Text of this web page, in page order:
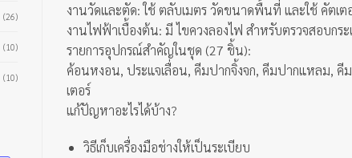
(26)
(10)
(10)
งานวัดและตัด: ใช้ ตลับเมตร วัดขนาดพื้นที่ และใช้ คัตเต
งานไฟฟ้าเบื้องต้น: มี ไขควงลองไฟ สำหรับตรวจสอบก
รายการอุปกรณ์สำคัญในชุด (27 ชิ้น):
ค้อนหงอน, ประแจเลื่อน, คีมปากจิ้งจก, คีมปากแหลม, คี
เตอร์
แก้ปัญหาอะไรได้บ้าง?
วิธีเก็บเครื่องมือช่างให้เป็นระเบียบ